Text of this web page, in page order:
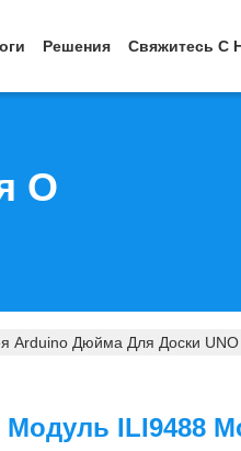
Решения Свяжитесь С
О
Arduino Дюйма Для Доски
Модуль ILI9488